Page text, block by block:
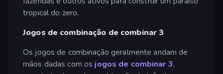
tropical do zero.
Jogos de combinação de combinar 3
Os jogos de combinação geralmente andam de
mãos dadas com os jogos de combinar 3,